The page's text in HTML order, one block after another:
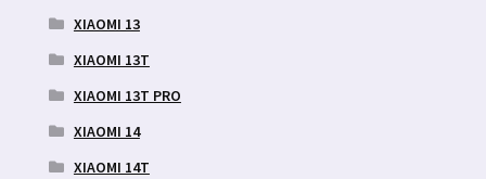
XIAOMI 13
XIAOMI 13T
XIAOMI 13T PRO
XIAOMI 14
XIAOMI 14T